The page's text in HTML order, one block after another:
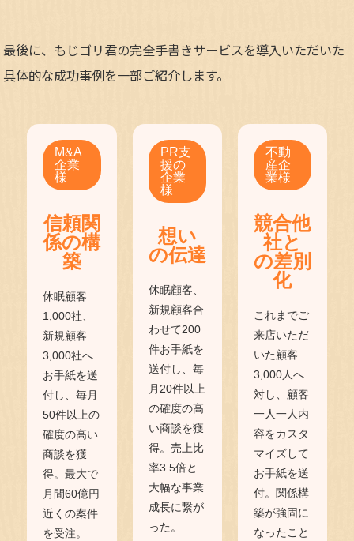
最後に、もじゴリ君の完全手書きサービスを導入いただいた
具体的な成功事例を一部ご紹介します。
M&A
企業
様
信頼関
係の構
築
休眠顧客
1,000社、
新規顧客
3,000社へ
お手紙を送
付し、毎月
50件以上の
確度の高い
商談を獲
得。最大で
月間60億円
近くの案件
を受注。
PR支
援の
企業
様
想い
の伝達
休眠顧客、
新規顧客合
わせて200
件お手紙を
送付し、毎
月20件以上
の確度の高
い商談を獲
得。売上比
率3.5倍と
大幅な事業
成長に繋が
った。
不動
産企
業様
競合他
社と
の差別
化
これまでご
来店いただ
いた顧客
3,000人へ
対し、顧客
一人一人内
容をカスタ
マイズして
お手紙を送
付。関係構
築が強固に
なったこと